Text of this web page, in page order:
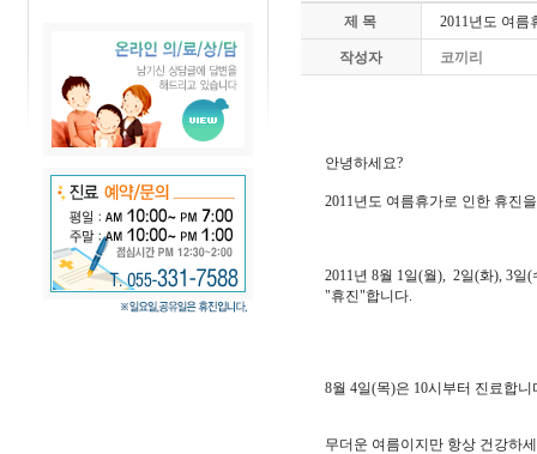
제 목 2011년도 여름
작성자 코끼리
안녕하세요?
2011년도 여름휴가로 인한 휴진
2011년 8월 1일(월), 2일(화), 3일(
"휴진"합니다.
8월 4일(목)은 10시부터 진료합니
무더운 여름이지만 항상 건강하